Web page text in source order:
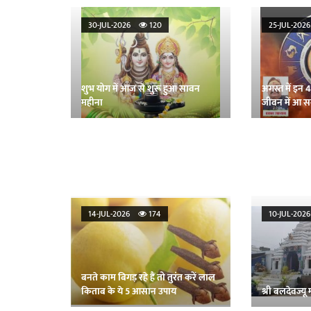
30-JUL-2026 120
शुभ योग में आज से शुरू हुआ सावन
महीना
25-JUL-
अगस्त में इन
जीवन में आ
14-JUL-2026 174
बनते काम बिगड़ रहे हैं तो तुरंत करें लाल
किताब के ये 5 आसान उपाय
10-JUL-2026
श्री बलदेवज्यू